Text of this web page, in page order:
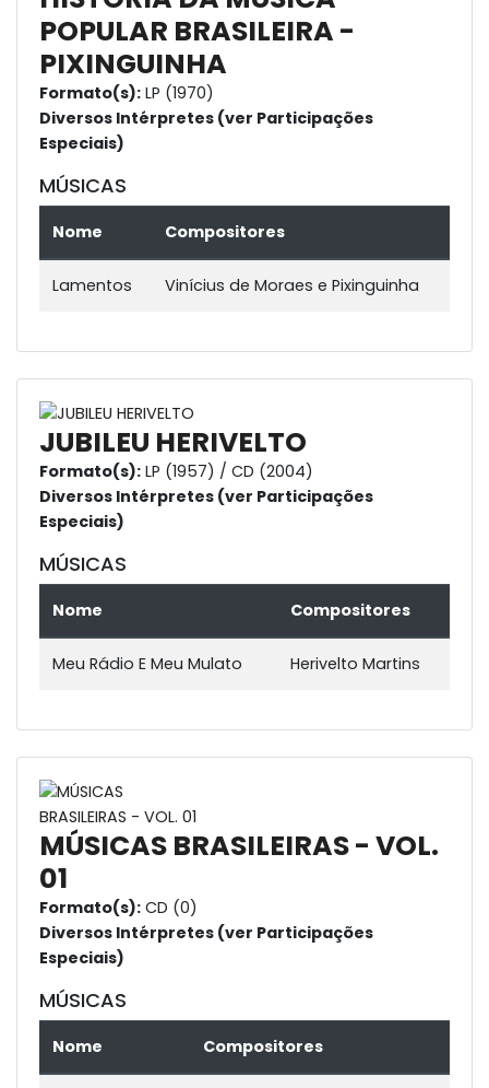
POPULAR BRASILEIRA -
PIXINGUINHA
Formato(s): LP (1970)
Diversos Intérpretes (ver Participações
Especiais)
MÚSICAS
Nome Compositores
Lamentos Vinícius de Moraes e Pixinguinha
JUBILEU HERIVELTO
Formato(s): LP (1957) / CD (2004)
Diversos Intérpretes (ver Participações
Especiais)
MÚSICAS
Nome Compositores
Meu Rádio E Meu Mulato Herivelto Martins
MÚSICAS BRASILEIRAS - VOL.
01
Formato(s): CD (0)
Diversos Intérpretes (ver Participações
Especiais)
MÚSICAS
Nome Compositores